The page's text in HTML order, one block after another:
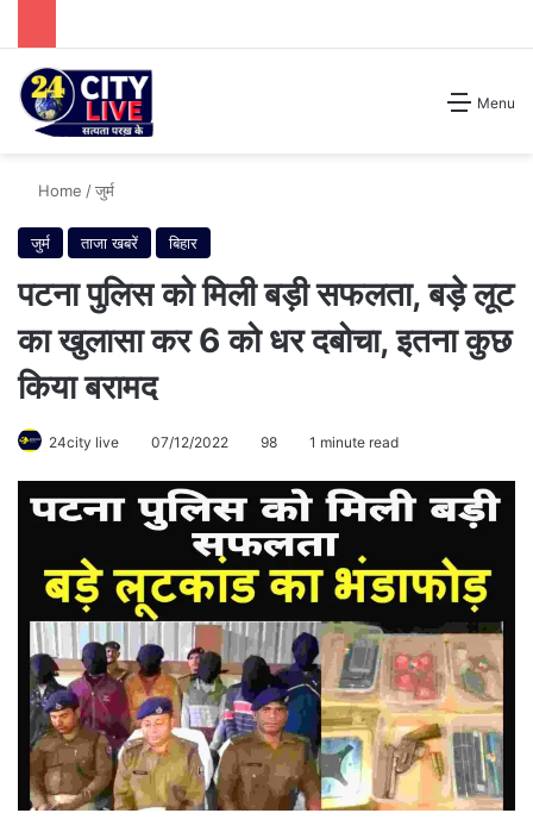
Menu
Search for
Home /जुर्म
जुर्म ताजा खबरें बिहार
पटना पुलिस को मिली बड़ी सफलता, बड़े लूट
का खुलासा कर 6 को धर दबोचा, इतना कुछ
किया बरामद
24city live 07/12/2022 98 1 minute read